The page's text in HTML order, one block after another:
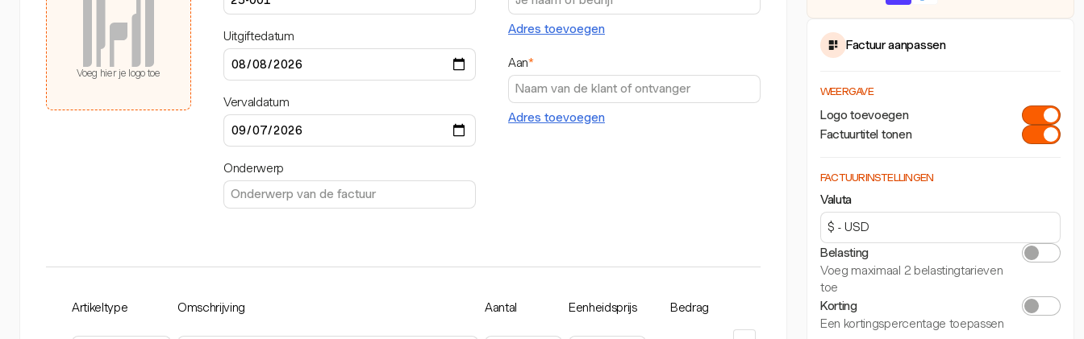
Voeg hier je logo toe
Uitgiftedatum
Vervaldatum
Onderwerp
Adres toevoegen
Aan*
Adres toevoegen
Artikeltype Omschrijving Aantal Eenheidsprijs Bedrag
Factuur aanpassen
WEERGAVE
Logo toevoegen
Factuurtitel tonen
FACTUURINSTELLINGEN
Valuta
Belasting
Voeg maximaal 2 belastingtarieven
toe
Korting
Een kortingspercentage toepassen